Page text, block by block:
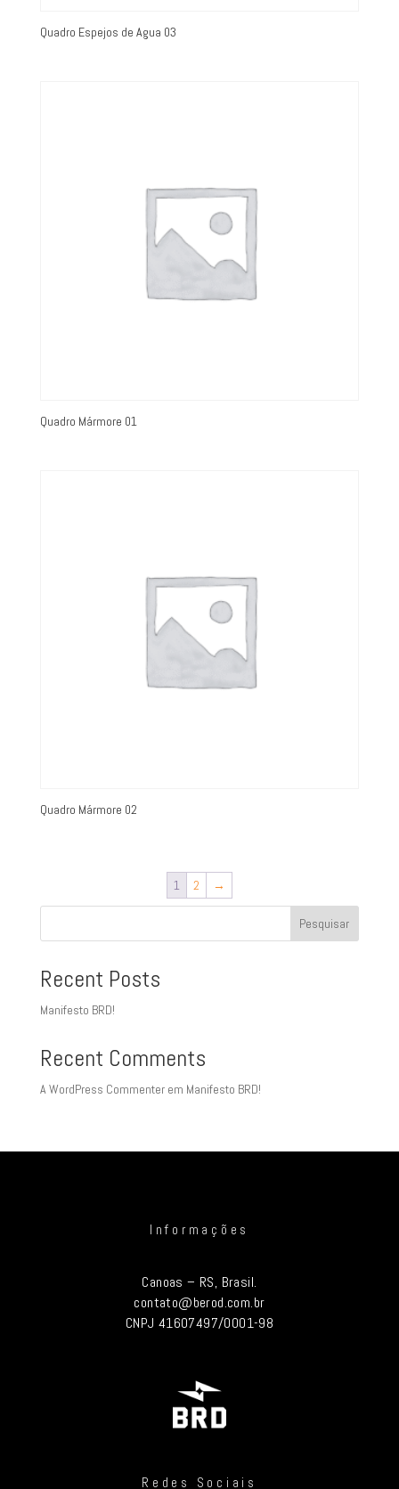
Quadro Espejos de Agua 03
Quadro Mármore 01
Quadro Mármore 02
1 2 →
Pesquisar
Recent Posts
Manifesto BRD!
Recent Comments
A WordPress Commenterem Manifesto BRD!
Informações
Canoas – RS, Brasil.
contato@berod.com.br
CNPJ 41607497/0001-98
Redes Sociais